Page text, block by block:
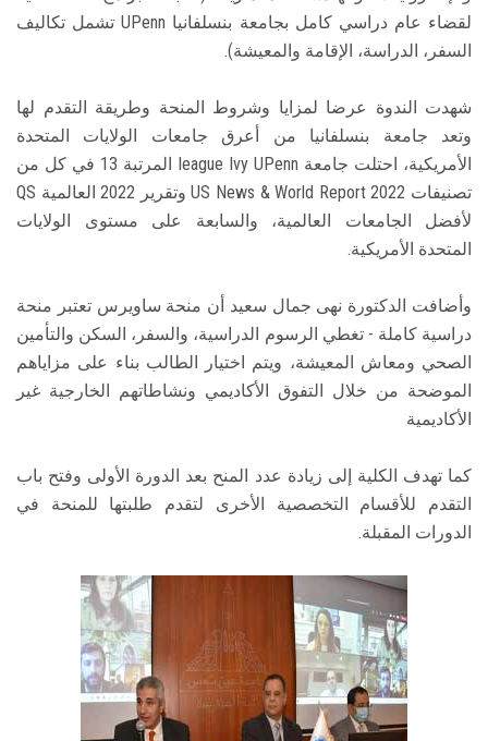
لقضاء عام دراسي كامل بجامعة بنسلفانيا UPenn تشمل تكاليف
السفر، الدراسة، الإقامة والمعيشة).
شهدت الندوة عرضا لمزايا وشروط المنحة وطريقة التقدم لها
وتعد جامعة بنسلفانيا من أعرق جامعات الولايات المتحدة
الأمريكية، احتلت جامعة league Ivy UPenn المرتبة 13 في كل من
تصنيفات US News & World Report 2022 وتقرير 2022 العالمية QS
لأفضل الجامعات العالمية، والسابعة على مستوى الولايات
المتحدة الأمريكية.
وأضافت الدكتورة نهى جمال سعيد أن منحة ساويرس تعتبر منحة
دراسية كاملة - تغطي الرسوم الدراسية، والسفر، السكن والتأمين
الصحي ومعاش المعيشة، ويتم اختيار الطالب بناء على مزاياهم
الموضحة من خلال التفوق الأكاديمي ونشاطاتهم الخارجية غير
الأكاديمية
كما تهدف الكلية إلى زيادة عدد المنح بعد الدورة الأولى وفتح باب
التقدم للأقسام التخصصية الأخرى لتقدم طلبتها للمنحة في
الدورات المقبلة.